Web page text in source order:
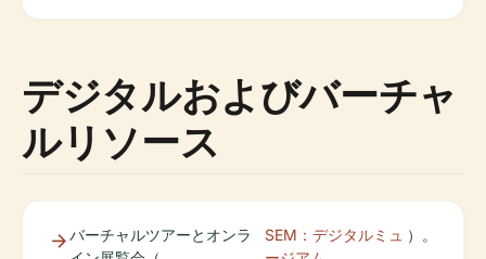
デジタルおよびバーチャ
ルリソース
バーチャルツアーとオンラ
SEM：デジタルミュ ）。